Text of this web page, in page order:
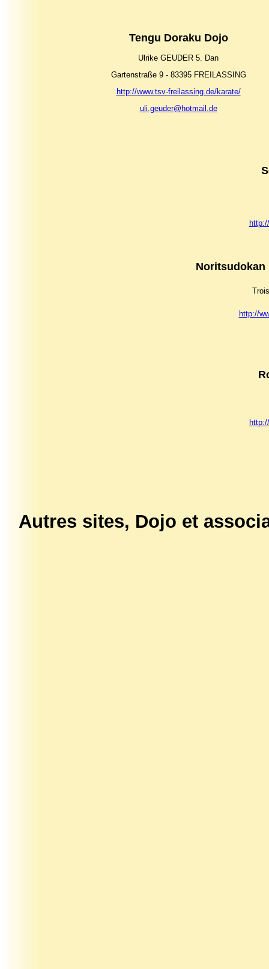
Tengu Doraku Dojo
Ulrike GEUDER 5. Dan
Gartenstraße 9 - 83395 FREILASSING
http://www.tsv-freilassing.de/karate/
uli.geuder@hotmail.de
Noritsudokan
http://
Autres sites, Dojo et